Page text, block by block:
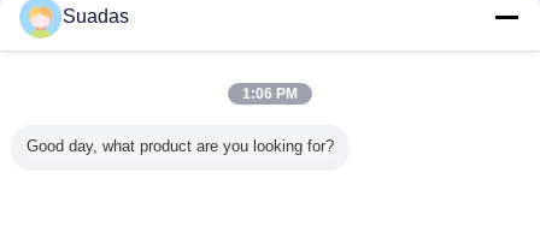
Suadas
1:06 PM
Good day, what product are you looking for?